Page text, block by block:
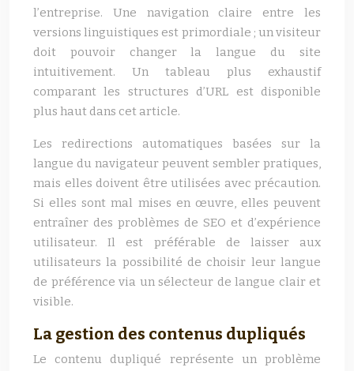
l’entreprise. Une navigation claire entre les
versions linguistiques est primordiale ; un visiteur
doit pouvoir changer la langue du site
intuitivement. Un tableau plus exhaustif
comparant les structures d’URL est disponible
plus haut dans cet article.
Les redirections automatiques basées sur la
langue du navigateur peuvent sembler pratiques,
mais elles doivent être utilisées avec précaution.
Si elles sont mal mises en œuvre, elles peuvent
entraîner des problèmes de SEO et d’expérience
utilisateur. Il est préférable de laisser aux
utilisateurs la possibilité de choisir leur langue
de préférence via un sélecteur de langue clair et
visible.
La gestion des contenus dupliqués
Le contenu dupliqué représente un problème